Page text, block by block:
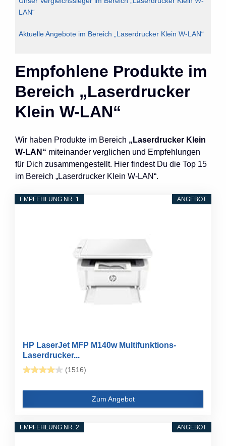
LAN“
Aktuelle Angebote im Bereich „Laserdrucker Klein W-LAN“
Empfohlene Produkte im
Bereich „Laserdrucker
Klein W-LAN“
Wir haben Produkte im Bereich „Laserdrucker Klein
W-LAN“ miteinander verglichen und Empfehlungen
für Dich zusammengestellt. Hier findest Du die Top 15
im Bereich „Laserdrucker Klein W-LAN“.
ANGEBOT
EMPFEHLUNG NR. 1
HP LaserJet MFP M140w Multifunktions-
Laserdrucker...
(1516)
Zum Angebot
ANGEBOT
EMPFEHLUNG NR. 2